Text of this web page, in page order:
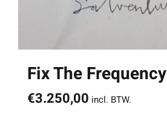
Fix The Frequency
€3.250,00 incl. BTW.